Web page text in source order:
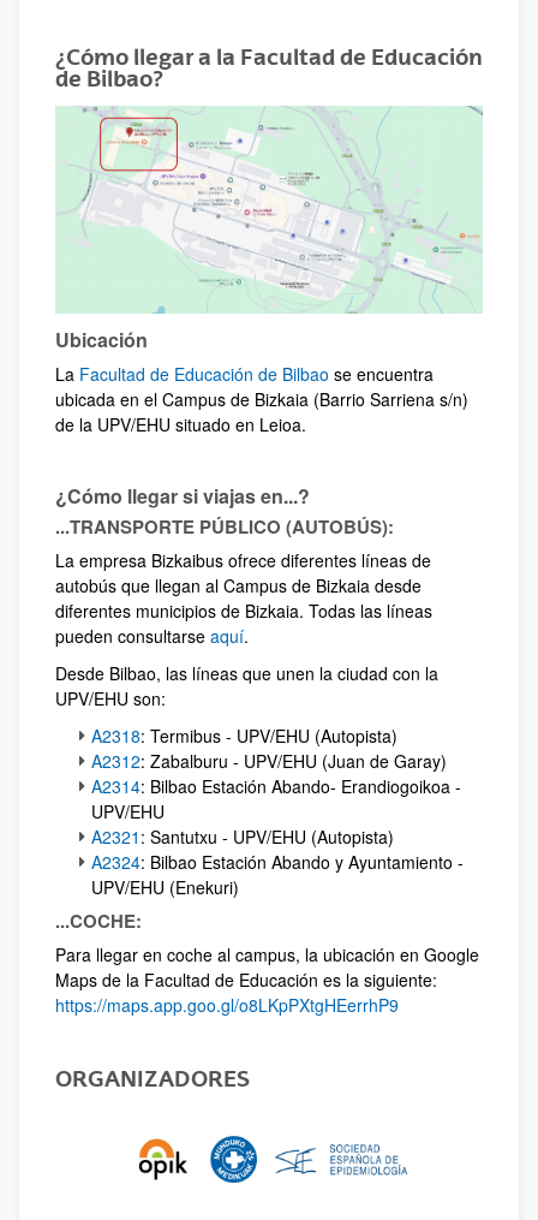
¿Cómo llegar a la Facultad de Educación
de Bilbao?
Ubicación
La Facultad de Educación de Bilbao se encuentra
ubicada en el Campus de Bizkaia (Barrio Sarriena s/n)
de la UPV/EHU situado en Leioa.
¿Cómo llegar si viajas en...?
...TRANSPORTE PÚBLICO (AUTOBÚS):
La empresa Bizkaibus ofrece diferentes líneas de
autobús que llegan al Campus de Bizkaia desde
diferentes municipios de Bizkaia. Todas las líneas
pueden consultarse aquí.
Desde Bilbao, las líneas que unen la ciudad con la
UPV/EHU son:
A2318: Termibus - UPV/EHU (Autopista)
A2312: Zabalburu - UPV/EHU (Juan de Garay)
A2314: Bilbao Estación Abando- Erandiogoikoa -
UPV/EHU
A2321 : Santutxu - UPV/EHU (Autopista)
A2324: Bilbao Estación Abando y Ayuntamiento -
UPV/EHU (Enekuri)
...COCHE:
Para llegar en coche al campus, la ubicación en Google
Maps de la Facultad de Educación es la siguiente:
https://maps.app.goo.gl/o8LKpPXtgHEerrhP9
ORGANIZADORES